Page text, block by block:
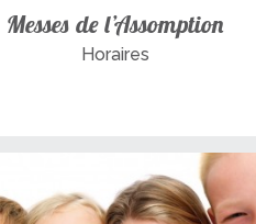
Messes de l’Assomption
Horaires